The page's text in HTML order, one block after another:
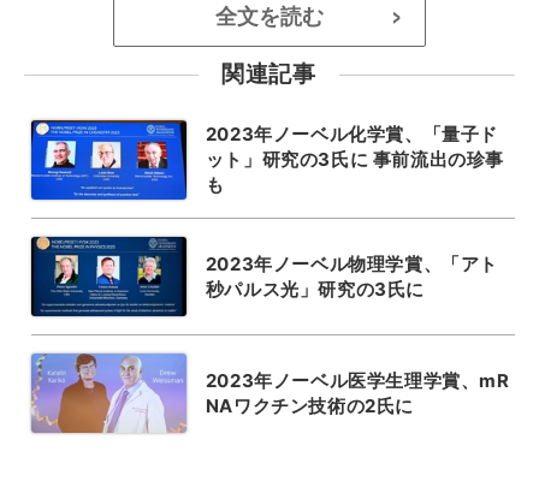
全文を読む >
関連記事
2023年ノーベル化学賞、「量子ド
ット」研究の3氏に 事前流出の珍事
も
2023年ノーベル物理学賞、「アト
秒パルス光」研究の3氏に
2023年ノーベル医学生理学賞、mR
NAワクチン技術の2氏に